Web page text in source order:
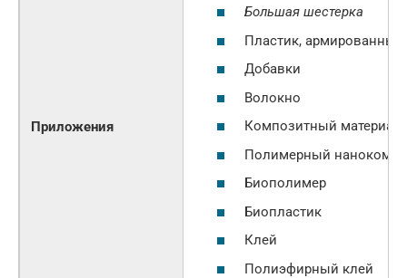
Приложения
Большая шестерка
Пластик,
Добавки
Волокно
Композитный материал
Полимерный
Биополимер
Биопластик
Клей
Полиэфирный клей